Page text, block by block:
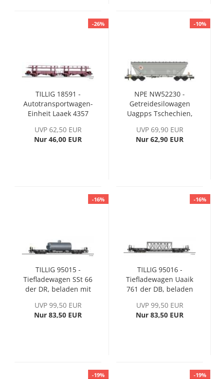
-26%
TILLIG 18591 -
Autotransportwagen-
Einheit Laaek 4357
UVP 62,50 EUR
Nur 46,00 EUR
-10%
NPE NW52230 -
Getreidesilowagen
Uagpps Tschechien,
Ep. VI
UVP 69,90 EUR
Nur 62,90 EUR
-16%
TILLIG 95015 -
Tiefladewagen SSt 66
der DR, beladen mit
Formneuheit
UVP 99,50 EUR
Nur 83,50 EUR
-16%
TILLIG 95016 -
Tiefladewagen Uaaik
761 der DB, beladen
Formneuheit
UVP 99,50 EUR
Nur 83,50 EUR
-19% -19%